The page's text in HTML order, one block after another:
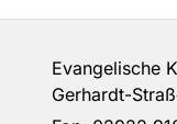
Gerhardt-